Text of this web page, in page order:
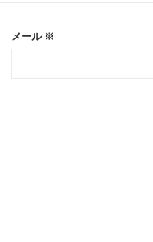
メール ※